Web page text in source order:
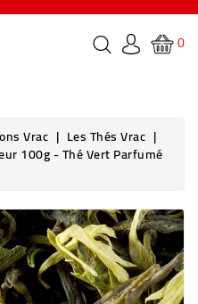
0
Vrac Les Thés Vrac
100g - Thé Vert Parfumé